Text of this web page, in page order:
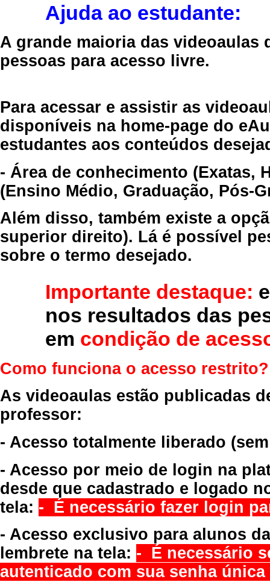
Ajuda ao estudante:
A grande maioria das videoaulas
pessoas para acesso livre.
Para acessar e assistir as
disponíveis na home-page do
estudantes aos conteúdos
- Área de conhecimento (Exatas,
(Ensino Médio, Graduação, Pós-
Além disso, também existe a
superior direito). Lá é possível
sobre o termo desejado.
Importante destaque:
nos resultados das
em condição de
Como funciona o acesso restrito?
As videoaulas estão publicadas
professor:
- Acesso totalmente liberado
- Acesso por meio de login na
desde que cadastrado e logado
tela: - É necessário fazer login
- Acesso exclusivo para alunos
lembrete na tela: - É necessário
autenticado com sua senha